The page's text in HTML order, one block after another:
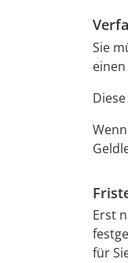
Sie
Erst
für